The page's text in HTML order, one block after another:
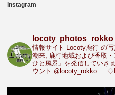
instagram
locoty_photos_rokko
情報サイト Locoty鹿行 の
潮来, 鹿行地域および香取
ひと風景」を発信していき
ウント @locoty_rokko